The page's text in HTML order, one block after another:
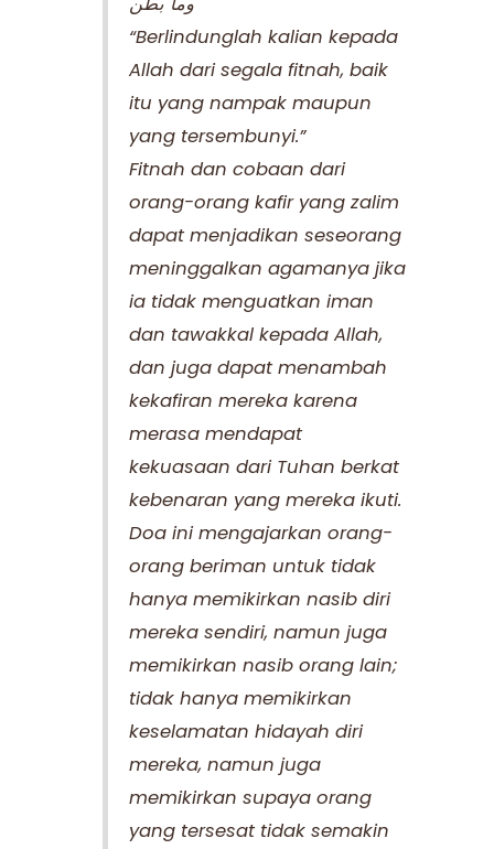
“Berlindunglah kalian kepada
Allah dari segala fitnah, baik
itu yang nampak maupun
yang tersembunyi.”
Fitnah dan cobaan dari
orang-orang kafir yang zalim
dapat menjadikan seseorang
meninggalkan agamanya jika
ia tidak menguatkan iman
dan tawakkal kepada Allah,
dan juga dapat menambah
kekafiran mereka karena
merasa mendapat
kekuasaan dari Tuhan berkat
kebenaran yang mereka ikuti.
Doa ini mengajarkan orang-
orang beriman untuk tidak
hanya memikirkan nasib diri
mereka sendiri, namun juga
memikirkan nasib orang lain;
tidak hanya memikirkan
keselamatan hidayah diri
mereka, namun juga
memikirkan supaya orang
yang tersesat tidak semakin